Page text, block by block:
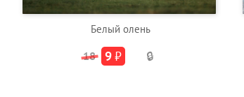
Белый олень
18 9₽ 🔒